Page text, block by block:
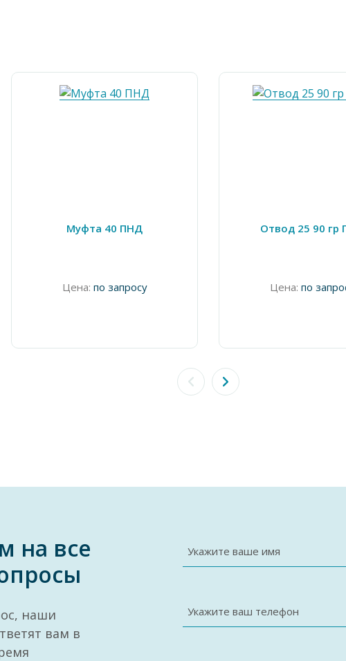
Муфта 40 ПНД
Цена: по запросу
Отвод 25 90 гр
Цена: по
на все
наши
вам в
Укажите ваше имя
Укажите ваш телефон